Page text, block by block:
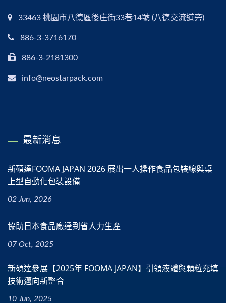
33463 桃園市八德區後庄街33巷14號 (八德交流道旁)
886-3-3716170
886-3-2181300
info@neostarpack.com
最新消息
新碩達FOOMA JAPAN 2026 展出一人操作食品包裝線與桌
上型自動化包裝設備
02 Jun, 2026
協助日本食品廠達到省人力生產
07 Oct, 2025
新碩達參展【2025年 FOOMA JAPAN】引領液體與顆粒充填
技術邁向新整合
10 Jun, 2025